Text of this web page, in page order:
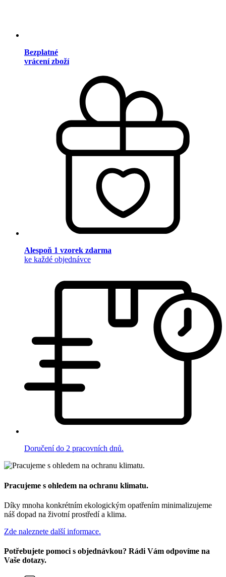
Bezplatné
vrácení zboží
Alespoň 1 vzorek zdarma
ke každé objednávce
Doručení do 2 pracovních dnů.
Pracujeme s ohledem na ochranu klimatu.
Díky mnoha konkrétním ekologickým opatřením minimalizujeme
náš dopad na životní prostředí a klima.
Zde naleznete další informace.
Potřebujete pomoci s objednávkou? Rádi Vám odpovíme na
Vaše dotazy.